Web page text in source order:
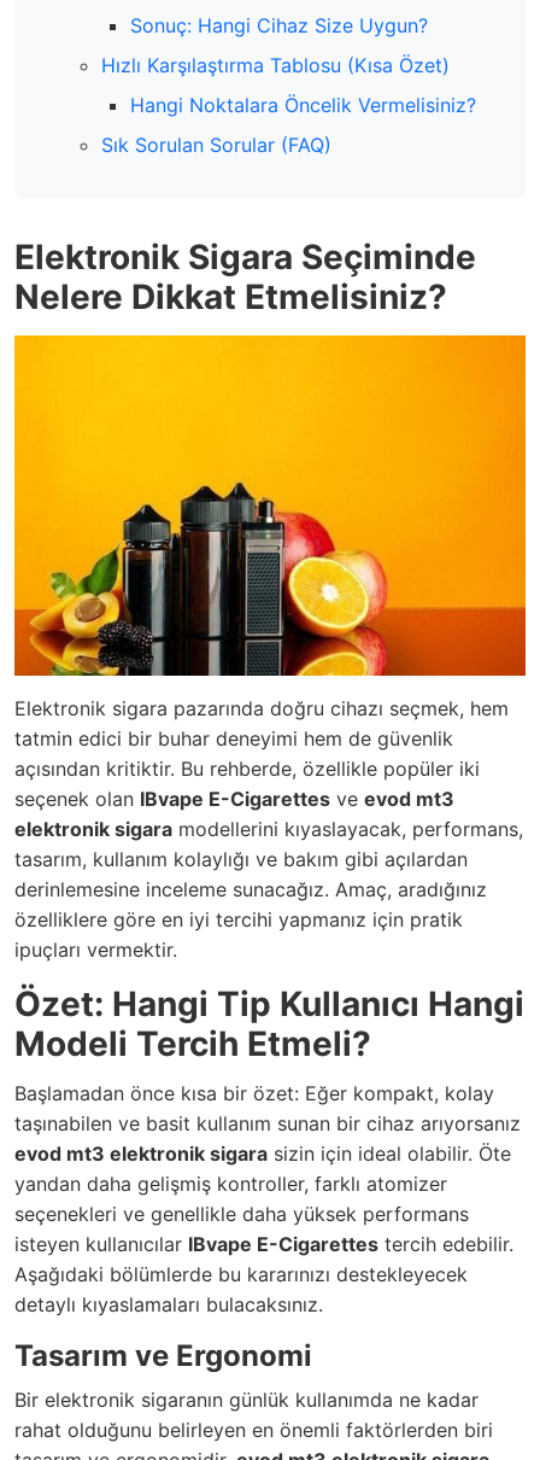
Sonuç: Hangi Cihaz Size Uygun?
Hızlı Karşılaştırma Tablosu (Kısa Özet)
Hangi Noktalara Öncelik Vermelisiniz?
Sık Sorulan Sorular (FAQ)
Elektronik Sigara Seçiminde
Nelere Dikkat Etmelisiniz?
Elektronik sigara pazarında doğru cihazı seçmek, hem
tatmin edici bir buhar deneyimi hem de güvenlik
açısından kritiktir. Bu rehberde, özellikle popüler iki
seçenek olan IBvape E-Cigarettes ve evod mt3
elektronik sigara modellerini kıyaslayacak, performans,
tasarım, kullanım kolaylığı ve bakım gibi açılardan
derinlemesine inceleme sunacağız. Amaç, aradığınız
özelliklere göre en iyi tercihi yapmanız için pratik
ipuçları vermektir.
Özet: Hangi Tip Kullanıcı Hangi
Modeli Tercih Etmeli?
Başlamadan önce kısa bir özet: Eğer kompakt, kolay
taşınabilen ve basit kullanım sunan bir cihaz arıyorsanız
evod mt3 elektronik sigara sizin için ideal olabilir. Öte
yandan daha gelişmiş kontroller, farklı atomizer
seçenekleri ve genellikle daha yüksek performans
isteyen kullanıcılar IBvape E-Cigarettes tercih edebilir.
Aşağıdaki bölümlerde bu kararınızı destekleyecek
detaylı kıyaslamaları bulacaksınız.
Tasarım ve Ergonomi
Bir elektronik sigaranın günlük kullanımda ne kadar
rahat olduğunu belirleyen en önemli faktörlerden biri